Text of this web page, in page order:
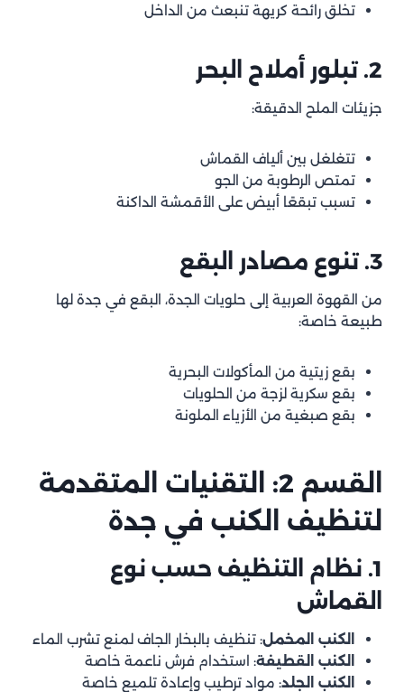
1. نظام التنظيف حسب نوع القماش
2. تقنيات إزالة البقع المستعصية
جدول أسعار تنظيف الكنب بجدة
تخلق رائحة كريهة تنبعث من الداخل
2. تبلور أملاح البحر
جزيئات الملح الدقيقة:
تتغلغل بين ألياف القماش
تمتص الرطوبة من الجو
تسبب تبقعًا أبيض على الأقمشة الداكنة
3. تنوع مصادر البقع
من القهوة العربية إلى حلويات الجدة، البقع في جدة لها
طبيعة خاصة:
بقع زيتية من المأكولات البحرية
بقع سكرية لزجة من الحلويات
بقع صبغية من الأزياء الملونة
القسم 2: التقنيات المتقدمة
لتنظيف الكنب في جدة
1. نظام التنظيف حسب نوع
القماش
الكنب المخمل: تنظيف بالبخار الجاف لمنع تشرب الماء
الكنب القطيفة: استخدام فرش ناعمة خاصة
الكنب الجلد: مواد ترطيب وإعادة تلميع خاصة